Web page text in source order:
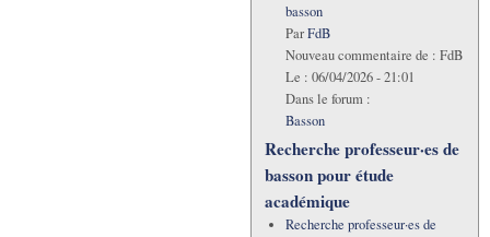
basson
ParFdB
Nouveau commentaire de : FdB
Le : 06/04/2026 - 21:01
Dans le forum :
Basson
Recherche professeur·es de
basson pour étude
académique
Recherche professeur·es de